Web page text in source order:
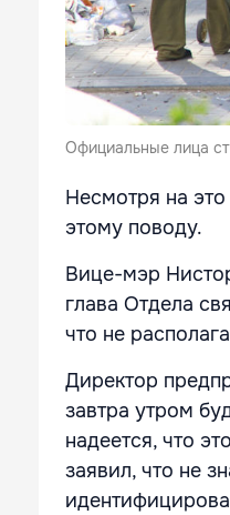
Официальные лица
Несмотря на
этому поводу.
Вице-мэр
глава Отдела
что не
Директор
завтра утром
надеется, что
заявил, что не